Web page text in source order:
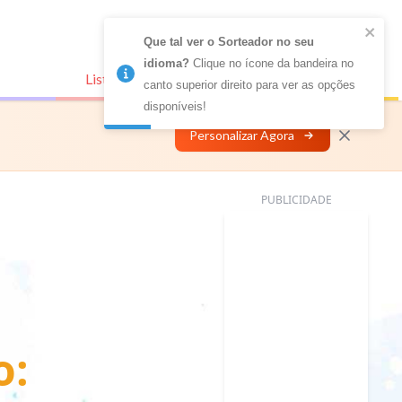
Listas Conectadas Personalizar
Personalizar Agora
PUBLICIDADE
Que tal ver o Sorteador no seu
idioma? Clique no ícone da bandeira no
canto superior direito para ver as opções
disponíveis!